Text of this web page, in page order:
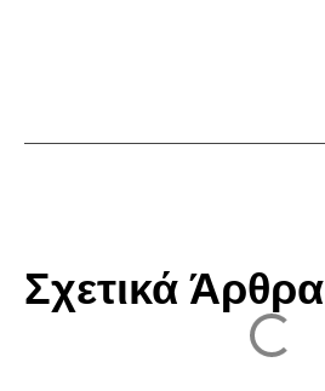
Σχετικά Άρθρα